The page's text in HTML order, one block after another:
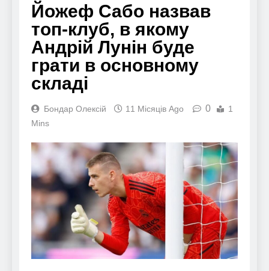
Йожеф Сабо назвав
топ-клуб, в якому
Андрій Лунін буде
грати в основному
складі
Бондар Олексій 11 Місяців Ago 0
1
Mins